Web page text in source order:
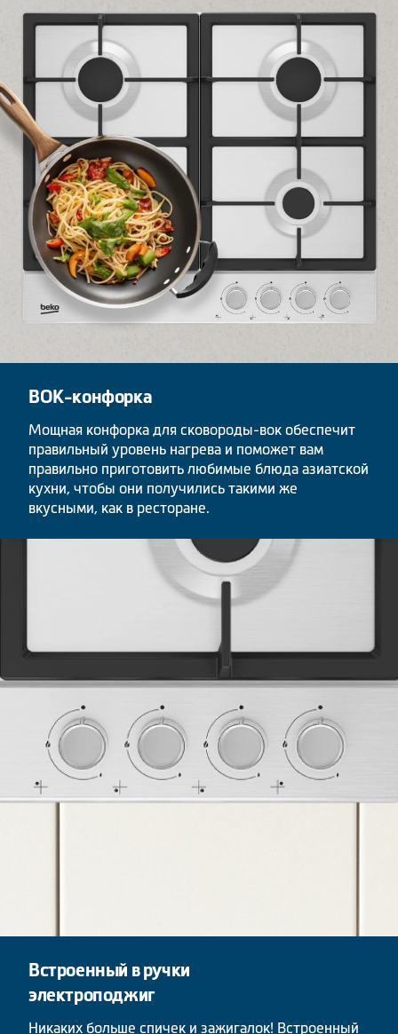
ВОК-конфорка
Мощная конфорка для сковороды-вок обеспечит
правильный уровень нагрева и поможет вам
правильно приготовить любимые блюда азиатской
кухни, чтобы они получились такими же
вкусными, как в ресторане.
Встроенный в ручки
электроподжиг
Никаких больше спичек и зажигалок! Встроенный